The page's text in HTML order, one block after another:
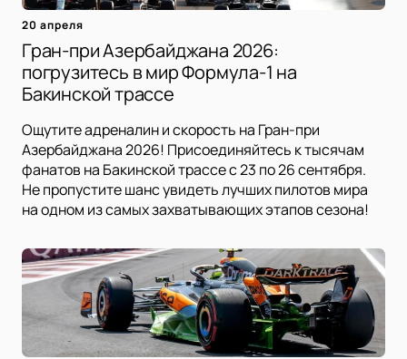
20 апреля
Гран-при Азербайджана 2026:
погрузитесь в мир Формула-1 на
Бакинской трассе
Ощутите адреналин и скорость на Гран-при
Азербайджана 2026! Присоединяйтесь к тысячам
фанатов на Бакинской трассе с 23 по 26 сентября.
Не пропустите шанс увидеть лучших пилотов мира
на одном из самых захватывающих этапов сезона!